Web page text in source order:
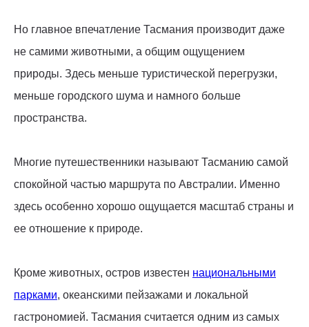
Но главное впечатление Тасмания производит даже
не самими животными, а общим ощущением
природы. Здесь меньше туристической перегрузки,
меньше городского шума и намного больше
пространства.
Многие путешественники называют Тасманию самой
спокойной частью маршрута по Австралии. Именно
здесь особенно хорошо ощущается масштаб страны и
ее отношение к природе.
Кроме животных, остров известен национальными
парками, океанскими пейзажами и локальной
гастрономией. Тасмания считается одним из самых